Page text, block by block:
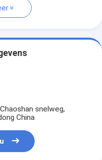
snelweg,
China